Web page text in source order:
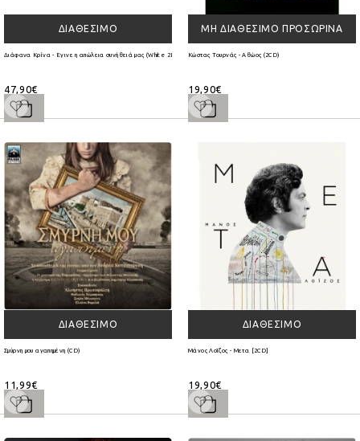
ΔΙΑΘΈΣΙΜΟ
Διάφανα Κρίνα - Εγινε η απώλεια συνήθειά μας (White 2Lp Βινύλιο)
47,90€
ΜΗ ΔΙΑΘΈΣΙΜΟ ΠΡΟΣΩΡΙΝΆ
Κώστας Τουρνάς - Αθώος (2CD)
19,90€
ΔΙΑΘΈΣΙΜΟ
Σμύρνη μου αγαπημένη (CD)
11,99€
ΔΙΑΘΈΣΙΜΟ
Μάνος Λοΐζος - Μετα [2CD]
19,90€